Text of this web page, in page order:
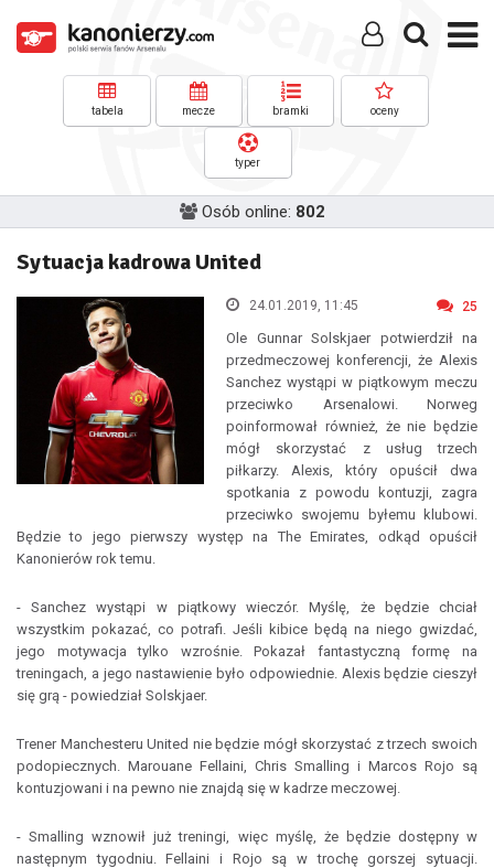
tabela mecze bramki oceny
typer
Osób online: 802
Sytuacja kadrowa United
24.01.2019, 11:45 25
Ole Gunnar Solskjaer potwierdził na
przedmeczowej konferencji, że Alexis
Sanchez wystąpi w piątkowym meczu
przeciwko Arsenalowi. Norweg
poinformował również, że nie będzie
mógł skorzystać z usług trzech
piłkarzy. Alexis, który opuścił dwa
spotkania z powodu kontuzji, zagra
przeciwko swojemu byłemu klubowi.
Będzie to jego pierwszy występ na The Emirates, odkąd opuścił
Kanonierów rok temu.
- Sanchez wystąpi w piątkowy wieczór. Myślę, że będzie chciał
wszystkim pokazać, co potrafi. Jeśli kibice będą na niego gwizdać,
jego motywacja tylko wzrośnie. Pokazał fantastyczną formę na
treningach, a jego nastawienie było odpowiednie. Alexis będzie cieszył
się grą - powiedział Solskjaer.
Trener Manchesteru United nie będzie mógł skorzystać z trzech swoich
podopiecznych. Marouane Fellaini, Chris Smalling i Marcos Rojo są
kontuzjowani i na pewno nie znajdą się w kadrze meczowej.
- Smalling wznowił już treningi, więc myślę, że będzie dostępny w
następnym tygodniu. Fellaini i Rojo są w trochę gorszej sytuacji.